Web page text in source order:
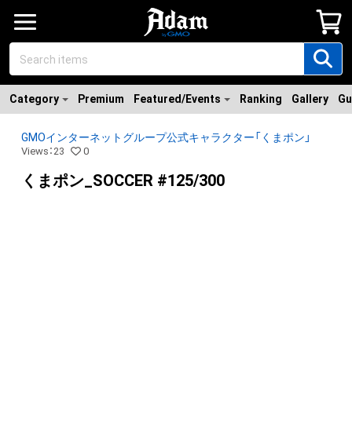
Category Premium Featured/Events Ranking Gallery
GMOインターネットグループ公式キャラクター「くまポン」
Views ：23 0
くまポン_SOCCER #125/300